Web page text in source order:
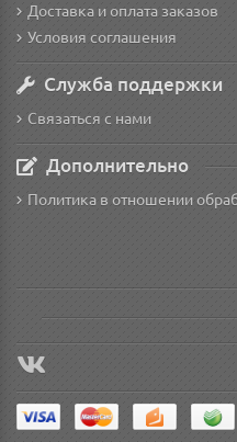
Доставка и оплата заказов
Условия соглашения
Служба поддержки
Связаться с нами
Дополнительно
Политика в отношении